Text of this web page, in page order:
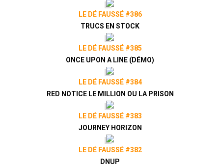
LE DÉ FAUSSÉ #386
TRUCS EN STOCK
LE DÉ FAUSSÉ #385
ONCE UPON A LINE (DÉMO)
LE DÉ FAUSSÉ #384
RED NOTICE LE MILLION OU LA PRISON
LE DÉ FAUSSÉ #383
JOURNEY HORIZON
LE DÉ FAUSSÉ #382
DNUP